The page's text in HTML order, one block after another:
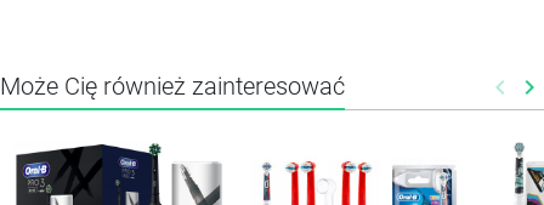
Może Cię również zainteresować keyboard_arrow_left keyboard_arrow_right